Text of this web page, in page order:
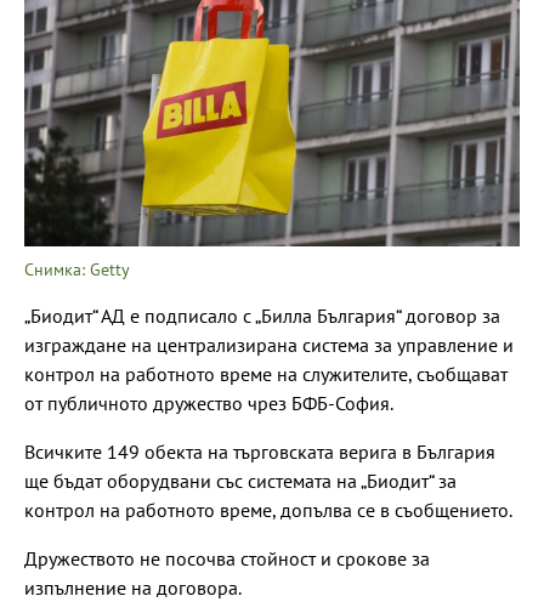
Снимка: Getty
„Биодит“ АД е подписало с „Билла България“ договор за
изграждане на централизирана система за управление и
контрол на работното време на служителите, съобщават
от публичното дружество чрез БФБ-София.
Всичките 149 обекта на търговската верига в България
ще бъдат оборудвани със системата на „Биодит“ за
контрол на работното време, допълва се в съобщението.
Дружеството не посочва стойност и срокове за
изпълнение на договора.